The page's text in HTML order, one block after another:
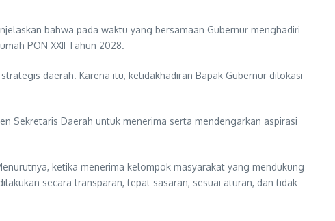
bahwa pada waktu yang bersamaan Gubernur menghadiri
PON XXII Tahun 2028.
daerah. Karena itu, ketidakhadiran Bapak Gubernur dilokasi
Sekretaris Daerah untuk menerima serta mendengarkan aspirasi
ketika menerima kelompok masyarakat yang mendukung
secara transparan, tepat sasaran, sesuai aturan, dan tidak